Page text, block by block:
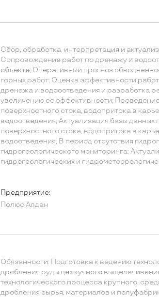
Сбор, обработка, интерпретация и
Сопровождение работ по дренажу и
объекте; Оперативный прогноз
горных работ; Оценка эффективности
дренажа и водооотведения и разработка
увеличению ее эффективности;
поверхностного стока, водопритока в
водоотведения; Актуализация базы данных
поверхностного стока, водопритока в
водоотведения; В период отсутствия
гидрогеологического мониторинга;
гидрогеологических и
Предприятие:
Полюс Алдан
Обязанности: Подготовка к ведению
дробления руды цех кучного
технологического процесса крупного,
дробления сырья, материалов и